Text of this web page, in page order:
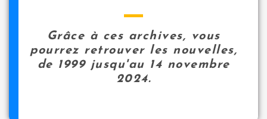
Grâce à ces archives, vous
pourrez retrouver les nouvelles,
de 1999 jusqu'au 14 novembre
2024.